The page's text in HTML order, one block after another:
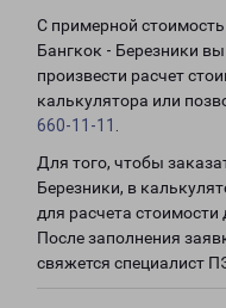
С примерной
Бангкок - Березники
произвести расчет
калькулятора или
660-11-11
Для того, чтобы
Березники, в
для расчета стоимости
После заполнения
свяжется специалист